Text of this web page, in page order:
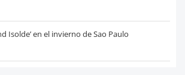
Isolde’ en el invierno de Sao Paulo